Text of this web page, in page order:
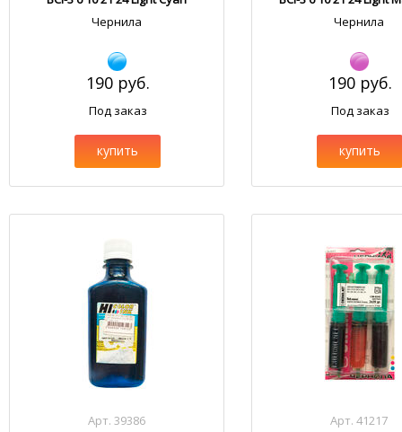
Чернила
190 руб.
Под заказ
купить
Чернила
190 руб.
Под заказ
купить
Арт. 39386
Арт. 41217